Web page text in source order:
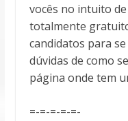
vocês no intuito
totalmente
candidatos para
dúvidas de como
página onde tem
=-=-=-=-=-